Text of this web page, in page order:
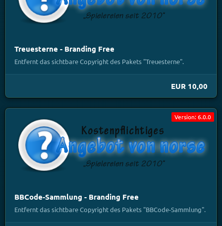
Treuesterne - Branding Free
Entfernt das sichtbare Copyright des Pakets "Treuesterne".
EUR 10,00
Version: 6.0.0
BBCode-Sammlung - Branding Free
Entfernt das sichtbare Copyright des Pakets "BBCode-Sammlung".